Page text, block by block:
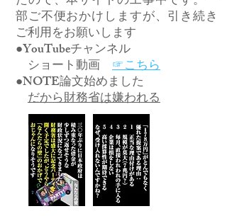
部ご不便おかけしますが、引き続き
ご利用をお願いします
●YouTubeチャンネル
ショート動画 ☞こちら
●NOTE論文始めました
だから財務省は嫌われる